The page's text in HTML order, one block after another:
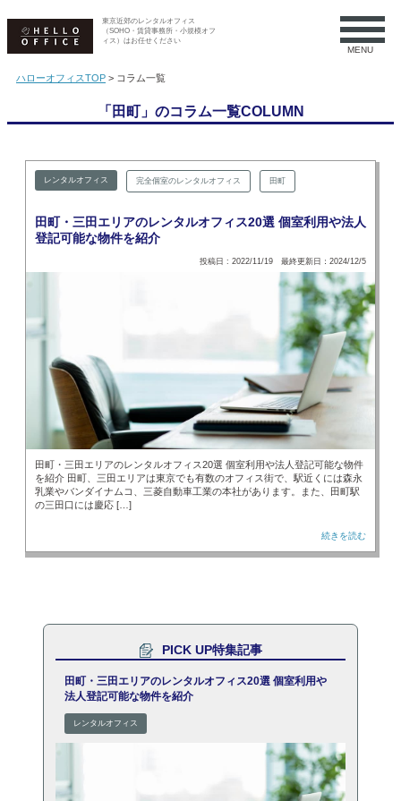
東京近郊のレンタルオフィス
（SOHO・賃貸事務所・小規模オフ
ィス）はお任せください
MENU
ハローオフィスTOP > コラム一覧
「田町」のコラム一覧COLUMN
レンタルオフィス 完全個室のレンタルオフィス 田町
田町・三田エリアのレンタルオフィス20選 個室利用や法人
登記可能な物件を紹介
投稿日 : 2022/11/19 最終更新日：2024/12/5
田町・三田エリアのレンタルオフィス20選 個室利用や法人登記可能な物件
を紹介 田町、三田エリアは東京でも有数のオフィス街で、駅近くには森永
乳業やバンダイナムコ、三菱自動車工業の本社があります。また、田町駅
の三田口には慶応 […]
続きを読む
PICK UP特集記事
田町・三田エリアのレンタルオフィス20選 個室利用や
法人登記可能な物件を紹介
レンタルオフィス